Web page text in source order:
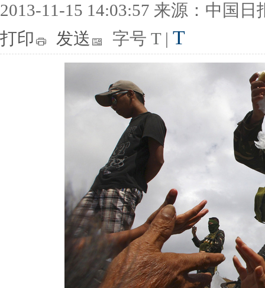
2013-11-15 14:03:57 来源：中国日
打印
发送 字号 T | T